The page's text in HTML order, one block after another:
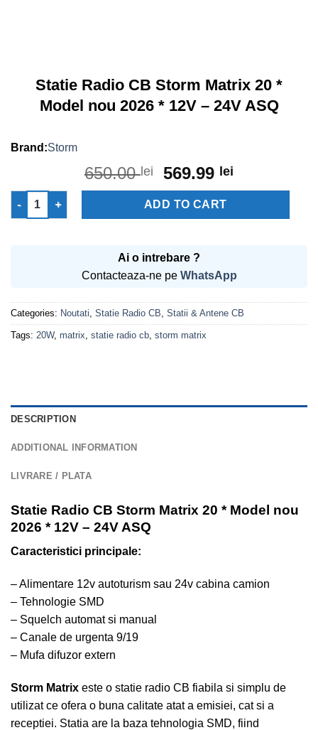
Statie Radio CB Storm Matrix 20 *
Model nou 2026 * 12V – 24V ASQ
Storm
650.00lei
Original
price
was:
650.00 lei.
569.99 lei
price
569.99 lei.
Statie Radio CB Storm Matrix 20 * Model nou 2026 * 12V - 24V
ADD TO CART
Ai o intrebare ?
Contacteaza-ne pe WhatsApp
Categories: Noutati Statie Radio CB Statii & Antene CB
Tags: 20W, matrix statie radio cb storm matrix
DESCRIPTION
ADDITIONAL INFORMATION
LIVRARE / PLATA
Statie Radio CB Storm Matrix 20 * Model nou
2026 * 12V – 24V ASQ
Caracteristici principale:
– Alimentare 12v autoturism sau 24v cabina camion
– Tehnologie SMD
– Squelch automat si manual
– Canale de urgenta 9/19
– Mufa difuzor extern
Storm Matrix este o statie radio CB fiabila si simplu de
utilizat ce ofera o buna calitate atat a emisiei, cat si a
receptiei. Statia are la baza tehnologia SMD, fiind